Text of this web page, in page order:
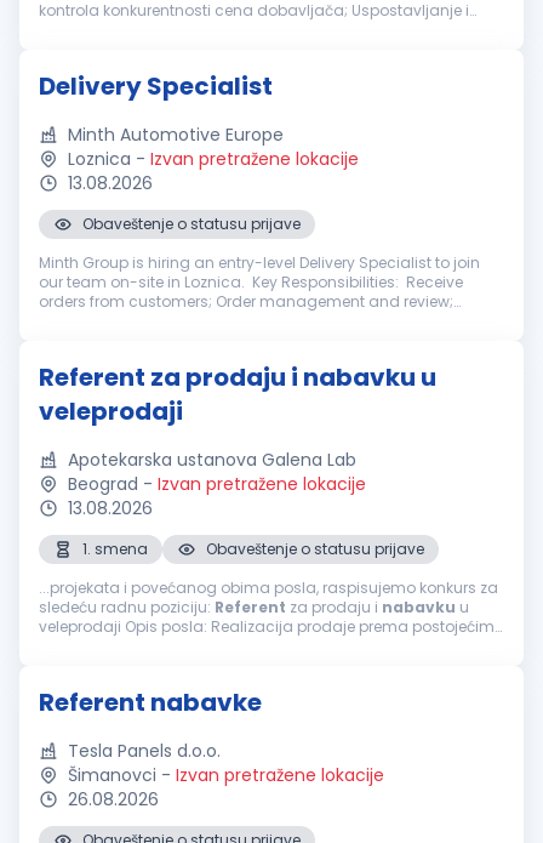
kontrola konkurentnosti cena dobavljača; Uspostavljanje i
Delivery Specialist
Minth Automotive Europe
Loznica - Izvan pretražene lokacije
13.08.2026
Obaveštenje o statusu prijave
Minth Group is hiring an entry-level Delivery Specialist to join
our team on-site in Loznica. Key Responsibilities: Receive
orders from customers; Order management and review;
Referent za prodaju i nabavku u
veleprodaji
Apotekarska ustanova Galena Lab
Beograd - Izvan pretražene lokacije
13.08.2026
1. smena
Obaveštenje o statusu prijave
...projekata i povećanog obima posla, raspisujemo konkurs za
sledeću radnu poziciju: Referent za prodaju i nabavku u
veleprodaji Opis posla: Realizacija prodaje prema postojećim i
Referent nabavke
Tesla Panels d.o.o.
Šimanovci - Izvan pretražene lokacije
26.08.2026